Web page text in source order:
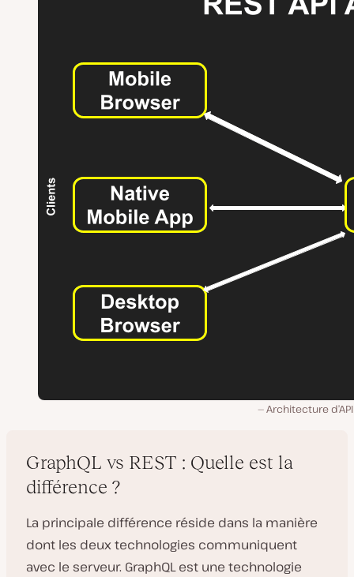
Architecture d’API
GraphQL vs REST : Quelle est la
différence ?
La principale différence réside dans la manière
dont les deux technologies communiquent
avec le serveur. GraphQL est une technologie